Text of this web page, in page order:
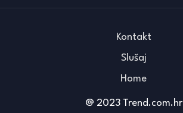
@ 2023 Trend.com.hr
Kontakt
Slušaj
Home